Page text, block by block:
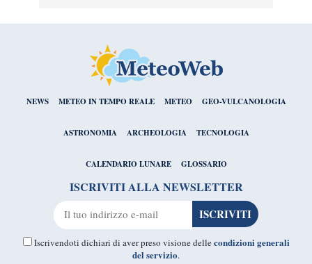
NEWS METEO IN TEMPO REALE METEO GEO-VULCANOLOGIA
ASTRONOMIA ARCHEOLOGIA TECNOLOGIA
CALENDARIO LUNARE GLOSSARIO
ISCRIVITI ALLA NEWSLETTER
Iscrivendoti dichiari di aver preso visione dellecondizioni generali
del servizio.